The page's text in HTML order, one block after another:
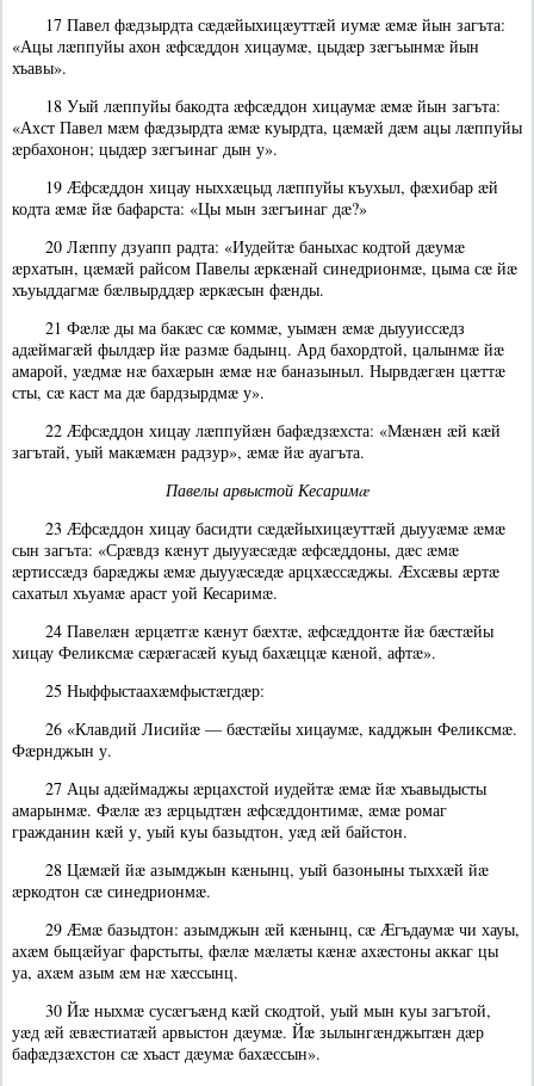
17 Павел фæдзырдта сæдæйыхицæуттæй иумæ æмæ йын загъта:
«Ацы лæппуйы ахон æфсæддон хицаумæ, цыдæр зæгъынмæ йын
хъавы».
18 Уый лæппуйы бакодта æфсæддон хицаумæ æмæ йын загъта:
«Ахст Павел мæм фæдзырдта æмæ куырдта, цæмæй дæм ацы лæппуйы
æрбахонон; цыдæр зæгъинаг дын у».
19 Æфсæддон хицау ныххæцыд лæппуйы къухыл, фæхибар æй
кодта æмæ йæ бафарста: «Цы мын зæгъинаг дæ?»
20 Лæппу дзуапп радта: «Иудейтæ баныхас кодтой дæумæ
æрхатын, цæмæй райсом Павелы æркæнай синедрионмæ, цыма сæ йæ
хъуыддагмæ бæлвырддæр æркæсын фæнды.
21 Фæлæ ды ма бакæс сæ коммæ, уымæн æмæ дыууиссæдз
адæймагæй фылдæр йæ размæ бадынц. Ард бахордтой, цалынмæ йæ
амарой, уæдмæ нæ бахæрын æмæ нæ баназыныл. Нырвдæгæн цæттæ
сты, сæ каст ма дæ бардзырдмæ у».
22 Æфсæддон хицау лæппуйæн бафæдзæхста: «Мæнæн æй кæй
загътай, уый макæмæн радзур», æмæ йæ ауагъта.
Павелы арвыстой Кесаримæ
23 Æфсæддон хицау басидти сæдæйыхицæуттæй дыууæмæ æмæ
сын загъта: «Срæвдз кæнут дыууæсæдæ æфсæддоны, дæс æмæ
æртиссæдз барæджы æмæ дыууæсæдæ арцхæссæджы. Æхсæвы æртæ
сахатыл хъуамæ араст уой Кесаримæ.
24 Павелæн æрцæтгæ кæнут бæхтæ, æфсæддонтæ йæ бæстæйы
хицау Феликсмæ сæрæгасæй куыд бахæццæ кæной, афтæ».
25 Ныффыстаахæмфыстæгдæр:
26 «Клавдий Лисийæ — бæстæйы хицаумæ, кадджын Феликсмæ.
Фæрнджын у.
27 Ацы адæймаджы æрцахстой иудейтæ æмæ йæ хъавыдысты
амарынмæ. Фæлæ æз æрцыдтæн æфсæддонтимæ, æмæ ромаг
гражданин кæй у, уый куы базыдтон, уæд æй байстон.
28 Цæмæй йæ азымджын кæнынц, уый базоныны тыххæй йæ
æркодтон сæ синедрионмæ.
29 Æмæ базыдтон: азымджын æй кæнынц, сæ Æгъдаумæ чи хауы,
ахæм быцæйуаг фарстыты, фæлæ мæлæты кæнæ ахæстоны аккаг цы
уа, ахæм азым æм нæ хæссынц.
30 Йæ ныхмæ сусæгъæнд кæй скодтой, уый мын куы загътой,
уæд æй æвæстиатæй арвыстон дæумæ. Йæ зылынгæнджытæн дæр
бафæдзæхстон сæ хъаст дæумæ бахæссын».